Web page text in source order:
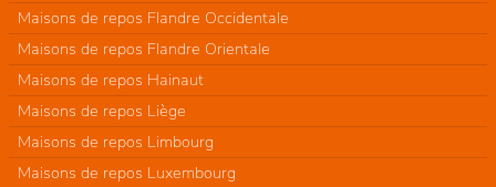
Maisons de repos Flandre Occidentale
Maisons de repos Flandre Orientale
Maisons de repos Hainaut
Maisons de repos Liège
Maisons de repos Limbourg
Maisons de repos Luxembourg